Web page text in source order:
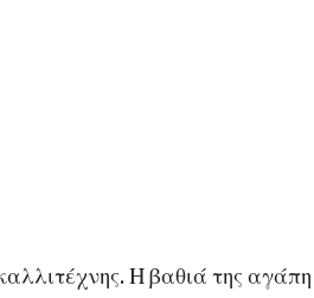
Η βαθιά της αγάπη